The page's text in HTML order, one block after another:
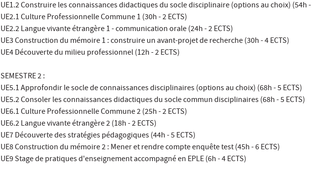
UE1.2 Construire les connaissances didactiques du socle disciplinaire (options au choix) (54h -
UE2.1 Culture Professionnelle Commune 1 (30h - 2 ECTS)
UE2.2 Langue vivante étrangère 1 - communication orale (24h - 2 ECTS)
UE3 Construction du mémoire 1 : construire un avant-projet de recherche (30h - 4 ECTS)
UE4 Découverte du milieu professionnel (12h - 2 ECTS)
SEMESTRE 2 :
UE5.1 Approfondir le socle de connaissances disciplinaires (options au choix) (68h - 5 ECTS)
UE5.2 Consoler les connaissances didactiques du socle commun disciplinaires (68h - 5 ECTS)
UE6.1 Culture Professionnelle Commune 2 (25h - 2 ECTS)
UE6.2 Langue vivante étrangère 2 (18h - 2 ECTS)
UE7 Découverte des stratégies pédagogiques (44h - 5 ECTS)
UE8 Construction du mémoire 2 : Mener et rendre compte enquête test (45h - 6 ECTS)
UE9 Stage de pratiques d'enseignement accompagné en EPLE (6h - 4 ECTS)